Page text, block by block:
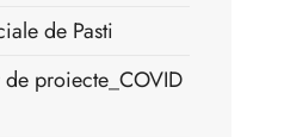
de Pasti
proiecte_COVID